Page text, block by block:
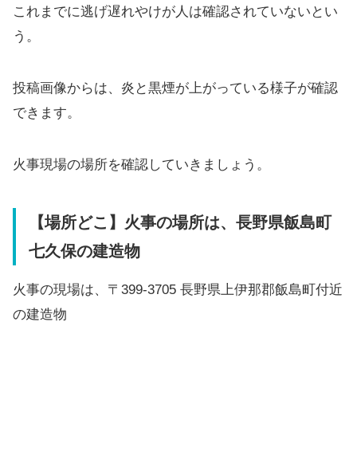
これまでに逃げ遅れやけが人は確認されていないとい
う。
投稿画像からは、炎と黒煙が上がっている様子が確認
できます。
火事現場の場所を確認していきましょう。
【場所どこ】火事の場所は、長野県飯島町
七久保の建造物
火事の現場は、〒399-3705 長野県上伊那郡飯島町付近
の建造物